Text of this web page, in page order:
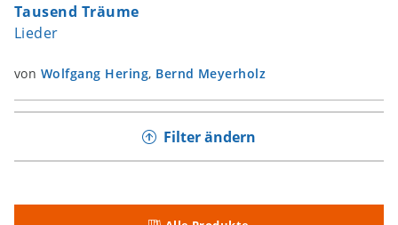
Tausend Träume
Lieder
von Wolfgang Hering, Bernd Meyerholz
Filter ändern